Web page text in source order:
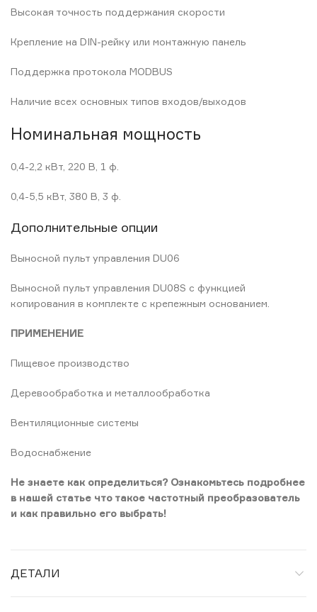
Высокая точность поддержания скорости
Крепление на DIN-рейку или монтажную панель
Поддержка протокола MODBUS
Наличие всех основных типов входов/выходов
Номинальная мощность
0,4-2,2 кВт, 220 В, 1 ф.
0,4-5,5 кВт, 380 В, 3 ф.
Дополнительные опции
Выносной пульт управления DU06
Выносной пульт управления DU08S c функцией
копирования в комплекте с крепежным основанием.
ПРИМЕНЕНИЕ
Пищевое производство
Деревообработка и металлообработка
Вентиляционные системы
Водоснабжение
Не знаете как определиться? Ознакомьтесь подробнее
в нашей статье что такое частотный преобразователь
и как правильно его выбрать!
ДЕТАЛИ